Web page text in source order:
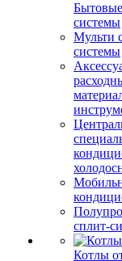
системы
Мульти
системы
сплит-
Котлы